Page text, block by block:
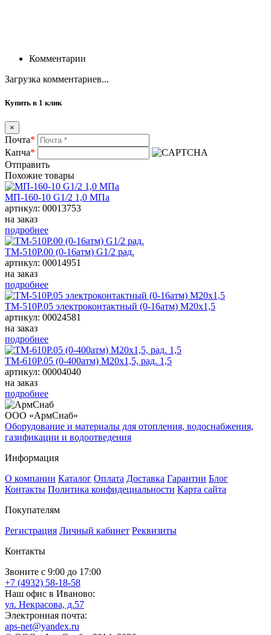
Комментарии
Загрузка комментариев...
Купить в 1 клик
×
Почта*
Капча*
Отправить
Похожие товары
МП-160-10 G1/2 1,0 МПа
артикул: 00013753
на заказ
подробнее
ТМ-510Р.00 (0-16атм) G1/2 рад.
артикул: 00014951
на заказ
подробнее
ТМ-510Р.05 электроконтактный (0-16атм) М20х1,5
артикул: 00024581
на заказ
подробнее
ТМ-610Р.05 (0-400атм) М20х1,5, рад. 1,5
артикул: 00004040
на заказ
подробнее
ООО «АрмСнаб»
Оборудование и материалы для отопления, водоснабжения,
газификации и водоотведения
Информация
О компании Каталог Оплата Доставка Гарантии Блог
Контакты Политика конфидециальности Карта сайта
Покупателям
Регистрация Личный кабинет Реквизиты
Контакты
Звоните с 9:00 до 17:00
+7 (4932) 58-18-58
Наш офис в Иваново:
ул. Некрасова, д.57
Электронная почта:
aps-net@yandex.ru